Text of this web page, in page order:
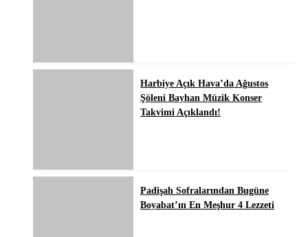
Harbiye Açık Hava’da Ağustos
Şöleni Bayhan Müzik Konser
Takvimi Açıklandı!
Padişah Sofralarından Bugüne
Boyabat’ın En Meşhur 4 Lezzeti